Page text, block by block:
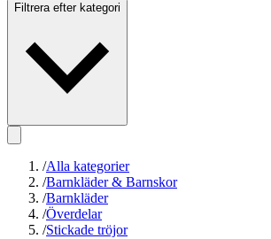
Filtrera efter kategori
/Alla kategorier
/Barnkläder & Barnskor
/Barnkläder
/Överdelar
/Stickade tröjor